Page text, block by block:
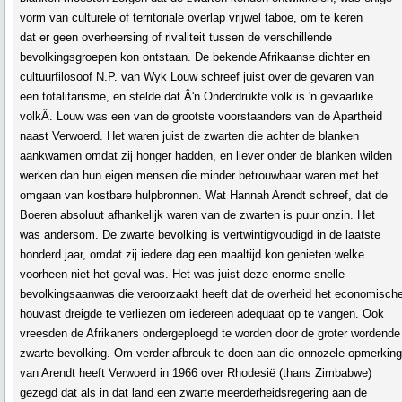
vorm van culturele of territoriale overlap vrijwel taboe, om te keren
dat er geen overheersing of rivaliteit tussen de verschillende
bevolkingsgroepen kon ontstaan. De bekende Afrikaanse dichter en
cultuurfilosoof N.P. van Wyk Louw schreef juist over de gevaren van
een totalitarisme, en stelde dat Â'n Onderdrukte volk is 'n gevaarlike
volkÂ. Louw was een van de grootste voorstaanders van de Apartheid
naast Verwoerd. Het waren juist de zwarten die achter de blanken
aankwamen omdat zij honger hadden, en liever onder de blanken wilden
werken dan hun eigen mensen die minder betrouwbaar waren met het
omgaan van kostbare hulpbronnen. Wat Hannah Arendt schreef, dat de
Boeren absoluut afhankelijk waren van de zwarten is puur onzin. Het
was andersom. De zwarte bevolking is vertwintigvoudigd in de laatste
honderd jaar, omdat zij iedere dag een maaltijd kon genieten welke
voorheen niet het geval was. Het was juist deze enorme snelle
bevolkingsaanwas die veroorzaakt heeft dat de overheid het
houvast dreigde te verliezen om iedereen adequaat op te vangen. Ook
vreesden de Afrikaners ondergeploegd te worden door de groter wordende
zwarte bevolking. Om verder afbreuk te doen aan die onnozele opmerking
van Arendt heeft Verwoerd in 1966 over Rhodesië (thans Zimbabwe)
gezegd dat als in dat land een zwarte meerderheidsregering aan de